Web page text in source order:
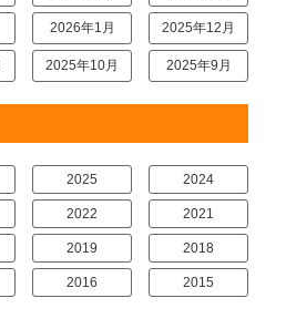
2026年1月 2025年12月
2025年10月 2025年9月
2025 2024
2022 2021
2019 2018
2016 2015